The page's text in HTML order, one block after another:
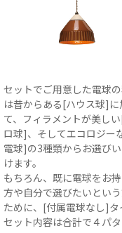
セットでご用意した電球
は昔からある[ハウス球]に
て、フィラメントが美し
ロ球]、そしてエコロジー
電球]の3種類からお選び
けます。
もちろん、既に電球をお
方や自分で選びたいとい
ために、[付属電球なし]タ
セット内容は合計で４パ